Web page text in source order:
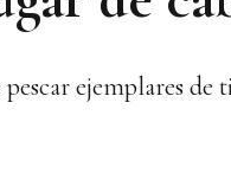
pescar ejemplares de